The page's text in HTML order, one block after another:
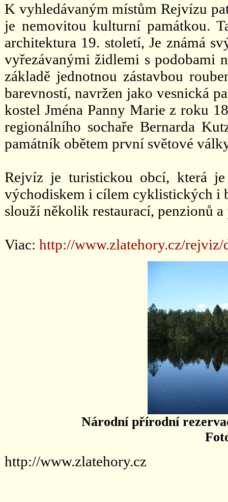
K vyhledávaným místům Rejvízu
je nemovitou kulturní památkou.
architektura 19. století, Je známá
vyřezávanými židlemi s podobami
základě jednotnou zástavbou
barevností, navržen jako vesnická
kostel Jména Panny Marie z roku
regionálního sochaře Bernarda
památník obětem první světové
Rejvíz je turistickou obcí, která
východiskem i cílem cyklistických i
slouží několik restaurací, penzionů
Viac: http://www.zlatehory.cz/
Národní přírodní
http://www.zlatehory.cz